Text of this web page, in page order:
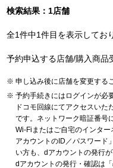
検索結果：1店舗
全1件中1件目を表示してお
予約申込する店舗/購入商品
申し込み後に店舗を変更する
予約手続きにはログインが必
ドコモ回線にてアクセスい
です。ネットワーク暗証番号
Wi-Fiまたはご自宅のインタ
アカウントのID／パスワード
い方も、dアカウントの発行が
dアカウントの発行・確認は「